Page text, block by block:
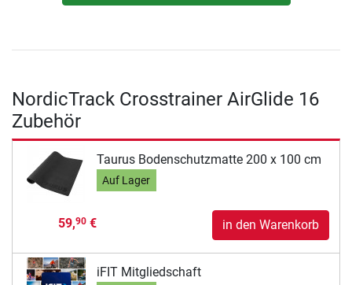
NordicTrack Crosstrainer AirGlide 16
Zubehör
Taurus Bodenschutzmatte 200 x 100 cm
Auf Lager
59,90€ in den Warenkorb
iFIT Mitgliedschaft